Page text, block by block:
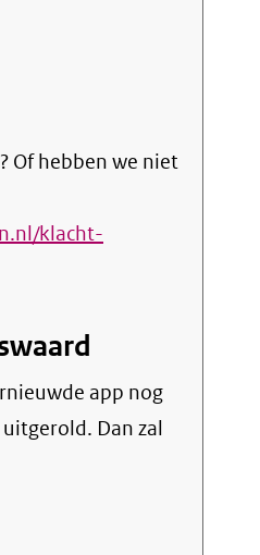
Of hebben we niet
klacht-
app nog
Dan zal